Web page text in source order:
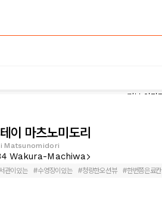
이 마츠노미도리
Matsunomidori
Wakura-Machiwa
관이있는 #수영장이있는 #청량한오션뷰 #한번쯤은료칸